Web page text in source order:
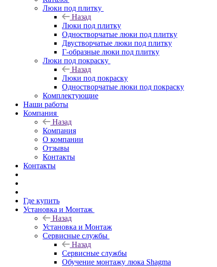
Люки под плитку
Назад
Люки под плитку
Одностворчатые люки под плитку
Двустворчатые люки под плитку
Г-образные люки под плитку
Люки под покраску
Назад
Люки под покраску
Одностворчатые люки под покраску
Комплектующие
Наши работы
Компания
Назад
Компания
О компании
Отзывы
Контакты
Контакты
Где купить
Установка и Монтаж
Назад
Установка и Монтаж
Сервисные службы
Назад
Сервисные службы
Обучение монтажу люка Shagma